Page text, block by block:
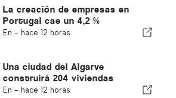
La creación de empresas en
Portugal cae un 4,2 %
En - hace 12 horas
Una ciudad del Algarve
construirá 204 viviendas
En - hace 12 horas